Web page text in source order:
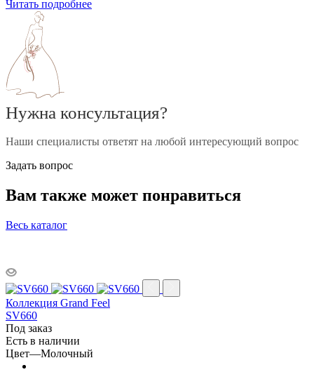
Читать подробнее
Нужна консультация?
Наши специалисты ответят на любой интересующий вопрос
Задать вопрос
Вам также может понравиться
Весь каталог
Коллекция Grand Feel
SV660
Под заказ
Есть в наличии
Цвет—Молочный